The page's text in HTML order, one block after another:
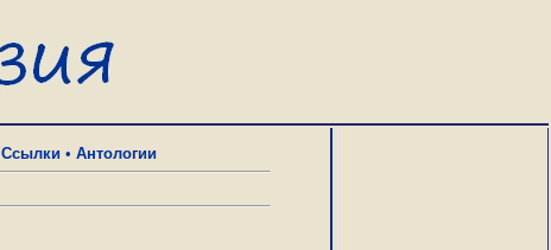
Ссылки • Антологии